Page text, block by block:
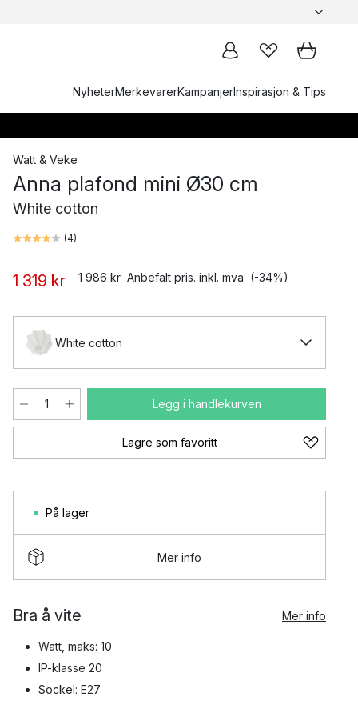
NyheterMerkevarerKampanjerInspirasjon & Tips
Watt & Veke
Anna plafond mini Ø30 cm
White cotton
(4)
1 319 kr 1 986 kr Anbefalt pris. inkl. mva (-34%)
White cotton
Legg i handlekurven
Lagre som favoritt
På lager
Mer info
Bra å vite Mer info
Watt, maks: 10
IP-klasse 20
Sockel: E27